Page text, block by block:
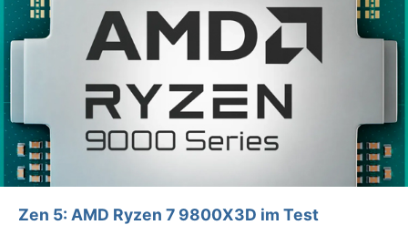
Zen 5: AMD Ryzen 7 9800X3D im Test